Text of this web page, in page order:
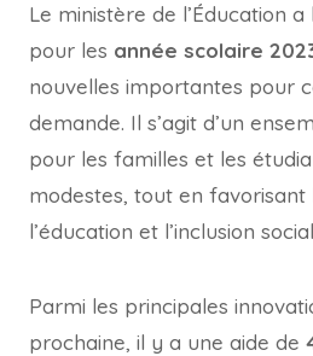
Le ministère de l’Éducation
pour les année scolaire
nouvelles importantes pour
demande. Il s’agit d’un
pour les familles et les
modestes, tout en favorisant
l’éducation et l’inclusion
Parmi les principales
prochaine, il y a une aide de